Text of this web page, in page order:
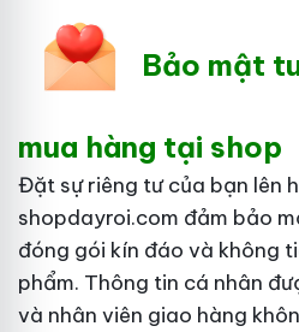
Bảo mật
mua hàng tại shop
Đặt sự riêng tư của bạn lên
shopdayroi.com đảm bảo
đóng gói kín đáo và không
phẩm. Thông tin cá nhân
và nhân viên giao hàng